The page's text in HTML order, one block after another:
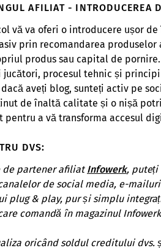
AFILIAT - INTRODUCEREA
vă va oferi o introducere ușor
prin recomandarea
produs sau capital de
procesul tehnic și
aveți blog, sunteți activ pe
de înaltă calitate și o nișă
pentru a vă transforma accesul
DVS:
de partener afiliat Infowerk, puteți
de social media, e-
plug & play, pur și simplu
comandă în magazinul
oricând soldul creditului dvs.